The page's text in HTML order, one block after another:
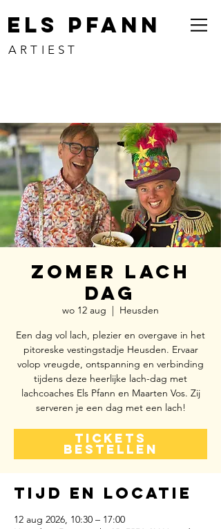
ELS PFANN
ARTIEST
Zomer Lach
Dag
wo 12 aug
  |
Heusden
Een dag vol lach, plezier en overgave in het
pitoreske vestingstadje Heusden. Ervaar
volop vreugde, ontspanning en verbinding
tijdens deze heerlijke lach-dag met
lachcoaches Els Pfann en Maarten Vos. Zij
serveren je een dag met een lach!
TICKETS
BESTELLEN
Tijd en locatie
12 aug 2026, 10:30 – 17:00